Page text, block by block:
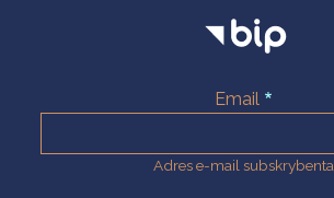
Email
Adres e-mail subskrybenta.